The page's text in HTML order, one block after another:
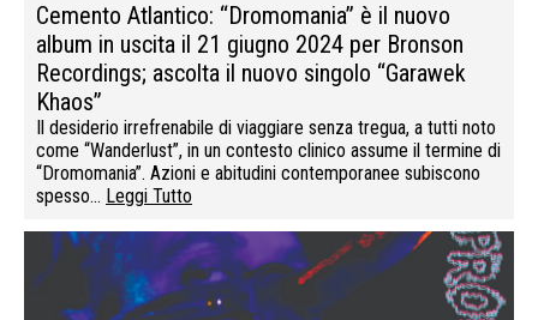
Cemento Atlantico: “Dromomania” è il nuovo
album in uscita il 21 giugno 2024 per Bronson
Recordings; ascolta il nuovo singolo “Garawek
Khaos”
Il desiderio irrefrenabile di viaggiare senza tregua, a tutti noto
come “Wanderlust”, in un contesto clinico assume il termine di
“Dromomania”. Azioni e abitudini contemporanee subiscono
spesso… Leggi Tutto